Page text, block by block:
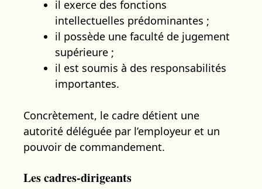
il exerce des fonctions
intellectuelles prédominantes ;
il possède une faculté de jugement
supérieure ;
il est soumis à des responsabilités
importantes.
Concrètement, le cadre détient une
autorité déléguée par l’employeur et un
pouvoir de commandement.
Les cadres-dirigeants